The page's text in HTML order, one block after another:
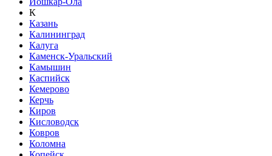
К
Казань
Калининград
Калуга
Каменск-Уральский
Камышин
Каспийск
Кемерово
Керчь
Киров
Кисловодск
Ковров
Коломна